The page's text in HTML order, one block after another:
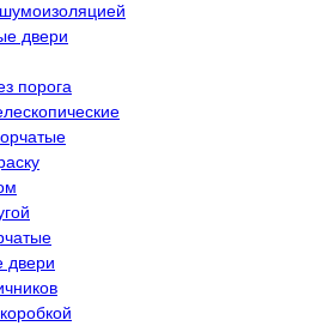
двери
порога
двери